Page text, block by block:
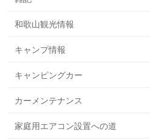
和歌山観光情報
キャンプ情報
キャンピングカー
カーメンテナンス
家庭用エアコン設置への道